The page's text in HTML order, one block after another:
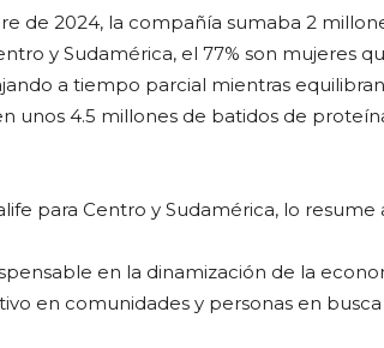
de 2024, la compañía sumaba 2
y Sudamérica, el 77% son mujeres
a tiempo parcial mientras
unos 4.5 millones de batidos de
para Centro y Sudamérica, lo resume
en la dinamización de la
en comunidades y personas en